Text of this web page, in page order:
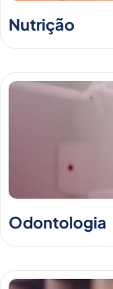
Nutrição
Odontologia